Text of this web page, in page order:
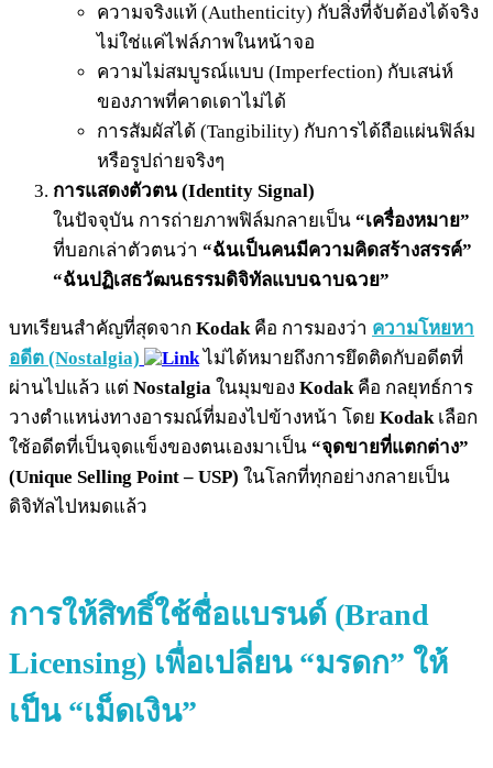
ความจริงแท้ (Authenticity) กับสิ่งที่จับต้องได้จริง
ไม่ใช่แค่ไฟล์ภาพในหน้าจอ
ความไม่สมบูรณ์แบบ (Imperfection) กับเสน่ห์
ของภาพที่คาดเดาไม่ได้
การสัมผัสได้ (Tangibility) กับการได้ถือแผ่นฟิล์ม
หรือรูปถ่ายจริงๆ
การแสดงตัวตน (Identity Signal)
ในปัจจุบัน การถ่ายภาพฟิล์มกลายเป็น “เครื่องหมาย”
ที่บอกเล่าตัวตนว่า “ฉันเป็นคนมีความคิดสร้างสรรค์”
“ฉันปฏิเสธวัฒนธรรมดิจิทัลแบบฉาบฉวย”
บทเรียนสำคัญที่สุดจาก Kodakคือ การมองว่า ความโหยหา
อดีต (Nostalgia)
ไม่ได้หมายถึงการยึดติดกับอดีตที่
ผ่านไปแล้ว แต่ Nostalgia ในมุมของ Kodak คือ กลยุทธ์การ
วางตำแหน่งทางอารมณ์ที่มองไปข้างหน้า โดย Kodakเลือก
ใช้อดีตที่เป็นจุดแข็งของตนเองมาเป็น “จุดขายที่แตกต่าง”
(Unique Selling Point – USP) ในโลกที่ทุกอย่างกลายเป็น
ดิจิทัลไปหมดแล้ว
การให้สิทธิ์ใช้ชื่อแบรนด์ (Brand
Licensing) เพื่อเปลี่ยน “มรดก” ให้
เป็น “เม็ดเงิน”